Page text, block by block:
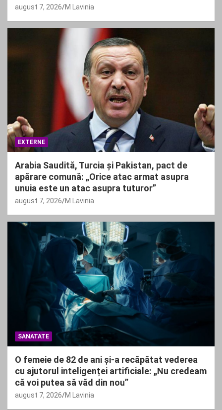
august 7, 2026 M Lavinia
EXTERNE
Arabia Saudită, Turcia și Pakistan, pact de
apărare comună: „Orice atac armat asupra
unuia este un atac asupra tuturor”
august 7, 2026 M Lavinia
SANATATE
O femeie de 82 de ani și-a recăpătat vederea
cu ajutorul inteligenței artificiale: „Nu credeam
că voi putea să văd din nou”
august 7, 2026 M Lavinia